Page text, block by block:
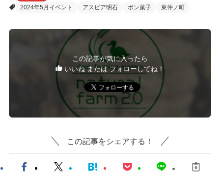
2024年5月イベント
アスピア明石 ポン菓子 東仲ノ町
この記事が気に入ったら
いいね または フォローしてね！
この記事をシェアする！